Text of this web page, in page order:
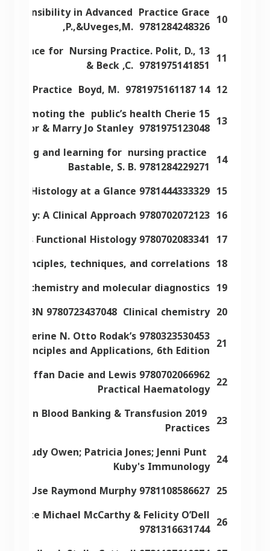
10
in Advanced Practice Grace
,P.,&Uveges,M. 9781284248326
11
Evidence for Nursing Practice. Polit, D.,
& Beck ,C. 9781975141851
12
14 Psychiatric Nursing Contemporary Practice Boyd, M. 9781975161187
13
promoting the public’s health Cherie
Rector & Marry Jo Stanley 9781975123048
14
and learning for nursing practice
Bastable, S. B. 9781284229271
15
9781444333329 WileyBlackwell Michelle Peckham Histology at a Glance
16
9780702072123 Underwood's Pathology: A Clinical Approach
17
9780702083341 Wheater's Functional Histology
18
principles, techniques, and correlations
19
chemistry and molecular diagnostics
20
ISBN 9780723437048 Clinical chemistry
21
and Catherine N. Otto Rodak’s
Principles and Applications, 6th Edition
22
& Mike A Laffan Dacie and Lewis
Practical Haematology
23
Modern Blood Banking & Transfusion
Practices
24
Judy Owen; Patricia Jones; Jenni Punt
Kuby's Immunology
25
in Use Raymond Murphy 9781108586627
26
Michael McCarthy & Felicity O’Dell
9781316631744